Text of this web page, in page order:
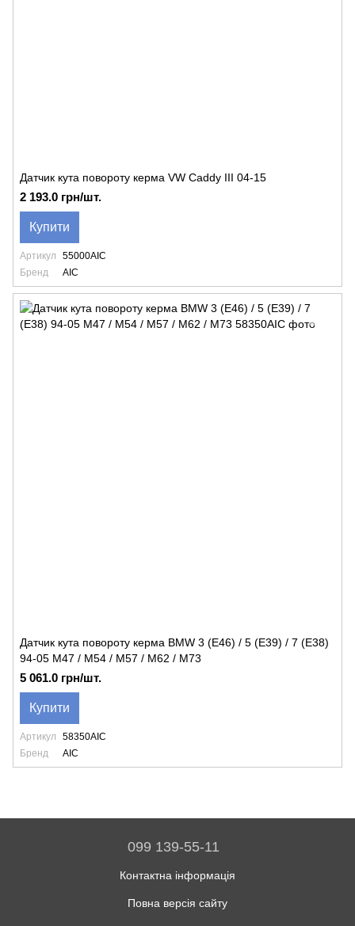
Датчик кута повороту керма VW Caddy III 04-15
2 193.0 грн/шт.
Купити
Артикул
55000AIC
Бренд
AIC
Датчик кута повороту керма BMW 3 (E46) / 5 (E39) / 7 (E38)
94-05 M47 / M54 / M57 / M62 / M73
5 061.0 грн/шт.
Купити
Артикул
58350AIC
Бренд
AIC
099 139-55-11
Контактна інформація
Повна версія сайту